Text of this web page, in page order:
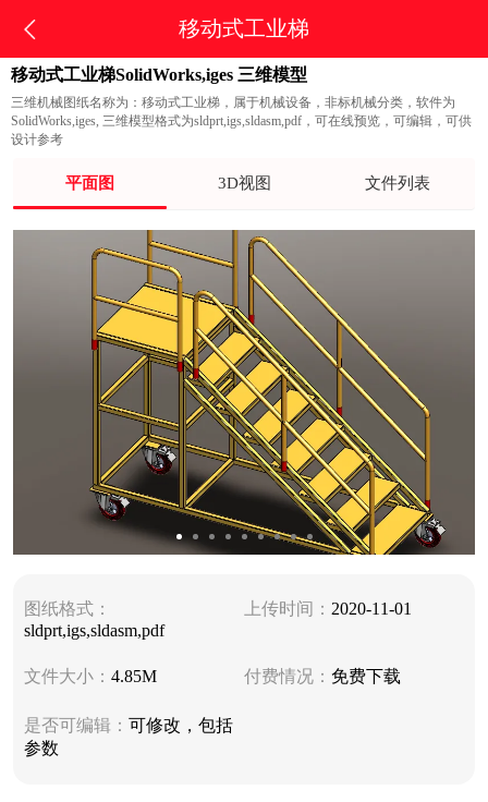
移动式工业梯
移动式工业梯SolidWorks,iges 三维模型
三维机械图纸名称为：移动式工业梯，属于机械设备，非标机械分类，软件为
SolidWorks,iges, 三维模型格式为sldprt,igs,sldasm,pdf，可在线预览，可编辑，可供
设计参考
平面图 3D视图 文件列表
图纸格式：
sldprt,igs,sldasm,pdf
上传时间： 2020-11-01
文件大小： 4.85M 付费情况： 免费下载
是否可编辑： 可修改，包括
参数